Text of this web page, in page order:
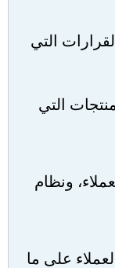
التي
التي
ونظام
على ما